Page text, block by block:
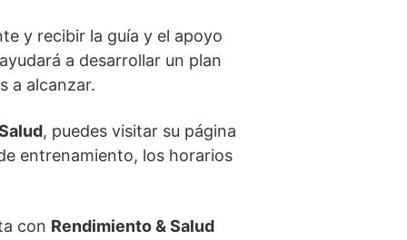
y recibir la guía y el apoyo
a desarrollar un plan
a alcanzar.
, puedes visitar su página
entrenamiento, los horarios
con Rendimiento & Salud